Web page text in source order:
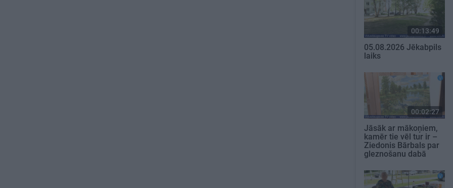
00:13:49
05.08.2026 Jēkabpils
laiks
00:02:27
Jāsāk ar mākoņiem,
kamēr tie vēl tur ir –
Ziedonis Bārbals par
gleznošanu dabā